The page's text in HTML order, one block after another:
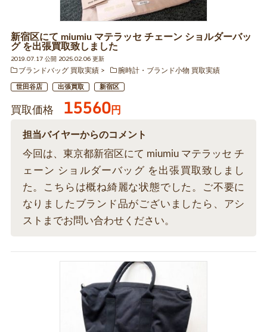
新宿区にて miumiu マテラッセ チェーン ショルダーバッ
グ を出張買取致しました
2019.07.17 公開 2025.02.06 更新
ブランドバッグ 買取実績
腕時計・ブランド小物 買取実績
世田谷店 出張買取 新宿区
買取価格 15560円
担当バイヤーからのコメント
今回は、東京都新宿区にて miumiu マテラッセ チ
ェーン ショルダーバッグ を出張買取致しまし
た。こちらは概ね綺麗な状態でした。ご不要に
なりましたブランド品がございましたら、アシ
ストまでお問い合わせください。